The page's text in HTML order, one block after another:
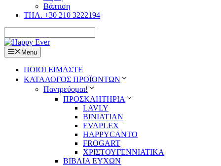
Βάπτιση
ΤΗΛ. +30 210 3222194
Menu
ΠΟΙΟΙ ΕΙΜΑΣΤΕ
ΚΑΤΑΛΟΓΟΣ ΠΡΟΪΟΝΤΩΝ
Παντρεύομαι!
ΠΡΟΣΚΛΗΤΗΡΙΑ
LAVLY
BINIATIAN
EVAPLEX
HAPPYCANTO
FROGART
ΧΡΙΣΤΟΥΓΕΝΝΙΑΤΙΚΑ
ΒΙΒΛΙΑ ΕΥΧΩΝ